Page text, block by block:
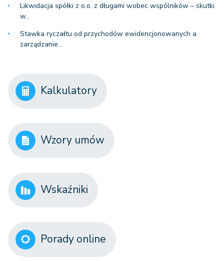
Likwidacja spółki z o.o. z długami wobec wspólników – skutki
w…
Stawka ryczałtu od przychodów ewidencjonowanych a
zarządzanie…
Kalkulatory
Wzory umów
Wskaźniki
Porady online